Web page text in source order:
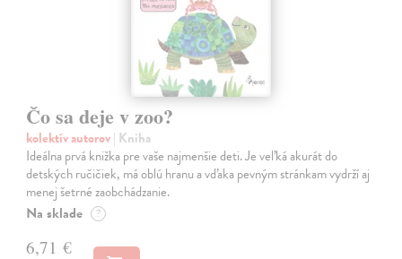
Čo sa deje v zoo?
kolektív autorov| Kniha
Ideálna prvá knižka pre vaše najmenšie deti. Je veľká akurát do
detských ručičiek, má oblú hranu a vďaka pevným stránkam vydrží aj
menej šetrné zaobchádzanie.
Na sklade ?
6,71 €